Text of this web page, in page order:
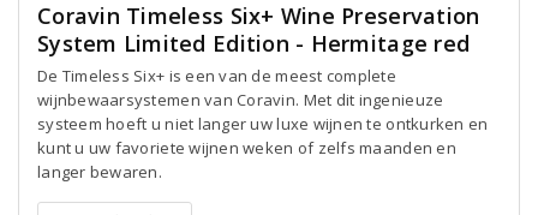
Coravin Timeless Six+ Wine Preservation
System Limited Edition - Hermitage red
De Timeless Six+ is een van de meest complete
wijnbewaarsystemen van Coravin. Met dit ingenieuze
systeem hoeft u niet langer uw luxe wijnen te ontkurken en
kunt u uw favoriete wijnen weken of zelfs maanden en
langer bewaren.